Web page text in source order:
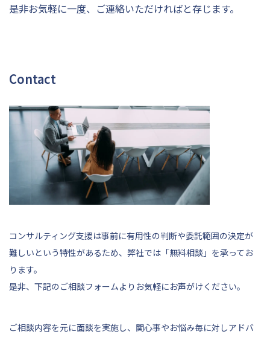
是非お気軽に一度、ご連絡いただければと存じます。
Contact
コンサルティング支援は事前に有用性の判断や委託範囲の決定が
難しいという特性があるため、弊社では「無料相談」を承ってお
ります。
是非、 下記のご相談フォームよりお気軽にお声がけください。
ご相談内容を元に面談を実施し、関心事やお悩み毎に対しアドバ